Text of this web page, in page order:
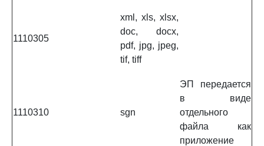
1110305
xml, xls, xlsx,
doc, docx,
pdf, jpg, jpeg,
tif, tiff
1110310 sgn
ЭП передается
в виде
отдельного
файла как
приложение